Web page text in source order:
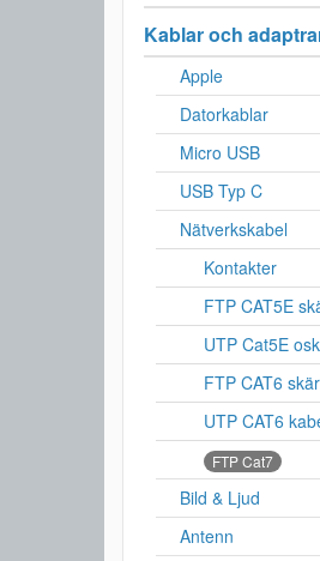
Kablar och
Apple
Datorkablar
Micro USB
USB Typ C
Nätverkskabel
Kontakter
FTP CAT5E
UTP Cat5E
FTP CAT6
UTP CAT6
FTP Cat7
Bild & Ljud
Antenn